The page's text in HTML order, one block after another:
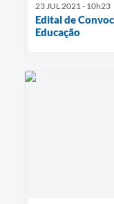
23 JUL 2021 - 10h23
Edital de
Educação